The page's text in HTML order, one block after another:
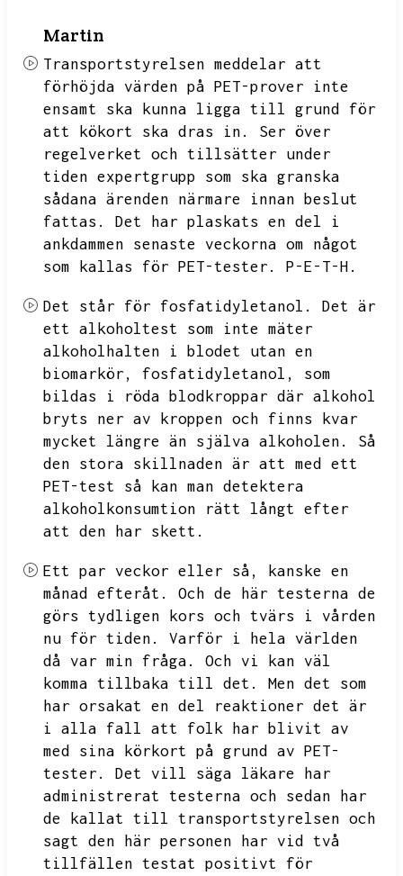
Martin
Transportstyrelsen meddelar att
förhöjda värden på PET-prover inte
ensamt ska kunna ligga till grund för
att kökort ska dras in.
Ser över
regelverket och tillsätter under
tiden expertgrupp som ska granska
sådana ärenden närmare innan beslut
fattas.
Det har plaskats en del i
ankdammen senaste veckorna om något
som kallas för PET-tester.
P-E-T-H.
Det står för fosfatidyletanol.
Det är
ett alkoholtest som inte mäter
alkoholhalten i blodet utan en
biomarkör,
fosfatidyletanol,
som
bildas i röda blodkroppar där alkohol
bryts ner av kroppen och finns kvar
mycket längre än själva alkoholen.
Så
den stora skillnaden är att med ett
PET-test så kan man detektera
alkoholkonsumtion rätt långt efter
att den har skett.
Ett par veckor eller så,
kanske en
månad efteråt.
Och de här testerna de
görs tydligen kors och tvärs i vården
nu för tiden.
Varför i hela världen
då var min fråga.
Och vi kan väl
komma tillbaka till det.
Men det som
har orsakat en del reaktioner det är
i alla fall att folk har blivit av
med sina körkort på grund av PET-
tester.
Det vill säga läkare har
administrerat testerna och sedan har
de kallat till transportstyrelsen och
sagt den här personen har vid två
tillfällen testat positivt för